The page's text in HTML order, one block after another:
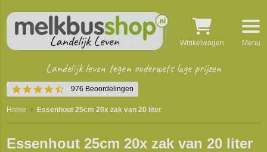
4.5
star
rating
976 Beoordelingen
Landelijk leven tegen ouderwets lage prijzen
Winkelwagen Menu
Home Essenhout 25cm 20x zak van 20 liter
Essenhout 25cm 20x zak van 20 liter